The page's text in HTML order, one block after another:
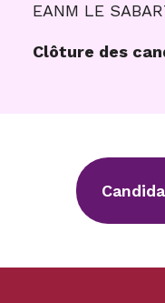
EANM LE
Clôture des